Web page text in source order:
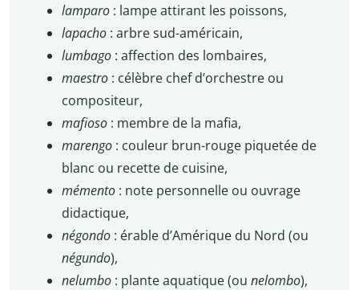
lamparo : lampe attirant les poissons,
lapacho : arbre sud-américain,
lumbago : affection des lombaires,
maestro : célèbre chef d’orchestre ou
compositeur,
mafioso : membre de la mafia,
marengo : couleur brun-rouge piquetée de
blanc ou recette de cuisine,
mémento : note personnelle ou ouvrage
didactique,
négondo : érable d’Amérique du Nord (ou
négundo),
nelumbo : plante aquatique (ou nelombo),